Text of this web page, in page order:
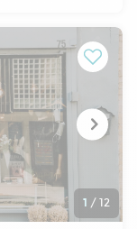
et
Avec sa
un
projets
des prestations
notamment une
la notice de
Livraison
Jean-Jacques
neuf au format
1 / 12